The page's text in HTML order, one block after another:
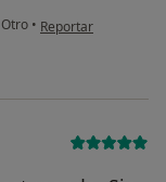
Otro • en opinión del
Reportar